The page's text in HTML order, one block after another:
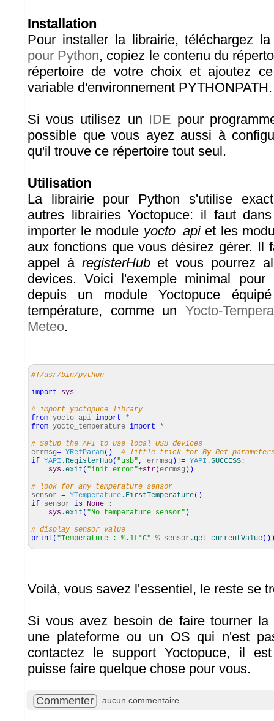
Installation
Pour installer la librairie, téléchargez
pour Python, copiez le contenu du
répertoire de votre choix et ajoutez
variable d'environnement
Si vous utilisez un IDE pour
possible que vous ayez aussi à
qu'il trouve ce répertoire tout seul.
Utilisation
La librairie pour Python s'utilise
autres librairies Yoctopuce: il faut
importer le module yocto_apiet les
aux fonctions que vous désirez gérer. Il
appel à registerHubet vous pourrez
devices. Voici l'exemple minimal pour
depuis un module Yoctopuce
température, comme un Yocto-
Meteo.
#!/usr/bin/python
import
sys
# import yoctopuce library
from yocto_api import *
from yocto_temperature import *
# Setup the API to use local USB devices
errmsg= YRefParam( )
# little trick for By Ref
if YAPI . RegisterHub( "usb", errmsg ) != YAPI .SUCCESS :
sys .exit ( "init error"+str(errmsg ) )
# look for any temperature sensor
sensor = YTemperature . FirstTemperature( )
if sensor is None :
sys .exit ( "No temperature sensor" )
# display sensor value
print ( "Temperature : %.1f°C" % sensor.get_currentValue( )
Voilà, vous savez l'essentiel, le reste se
Si vous avez besoin de faire tourner la
une plateforme ou un OS qui n'est
contactez le support Yoctopuce, il
puisse faire quelque chose pour vous.
Commenter aucun commentaire